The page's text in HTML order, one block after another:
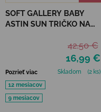
SOFT GALLERY BABY
ASTIN SUN TRIČKO NA
16,99 €
42,50 €
Pozrieť viac Skladom
(2 ks)
12 mesiacov
9 mesiacov